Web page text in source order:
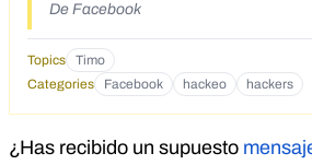
De Facebook
Topics Timo
Categories
Facebook hackeo hackers
¿Has recibido un supuesto